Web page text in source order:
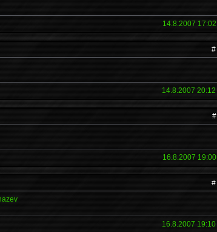
14.8.2007 17:02
#
14.8.2007 20:12
#
16.8.2007 19:00
#
16.8.2007 19:10